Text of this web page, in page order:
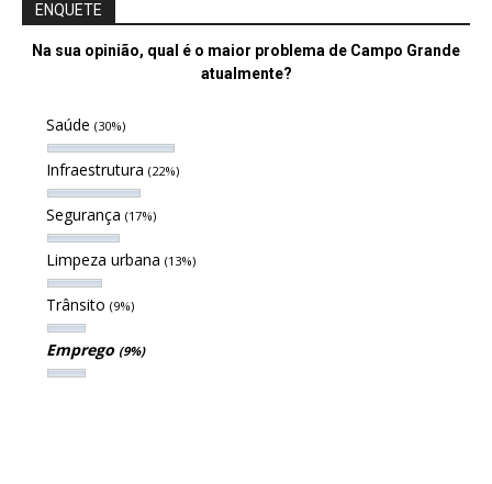
ENQUETE
Na sua opinião, qual é o maior problema de Campo Grande
atualmente?
Saúde (30%)
Infraestrutura (22%)
Segurança (17%)
Limpeza urbana (13%)
Trânsito (9%)
Emprego (9%)